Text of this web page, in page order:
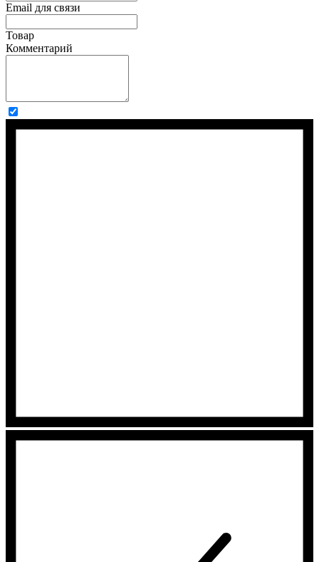
Email для связи
Товар
Комментарий